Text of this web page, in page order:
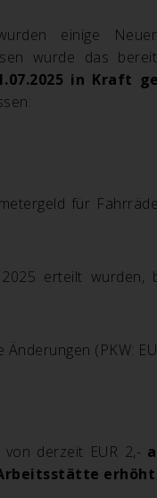
einige
wurde das
in Kraft
für
erteilt
(PKW:
derzeit EUR 2,-
erhöht.